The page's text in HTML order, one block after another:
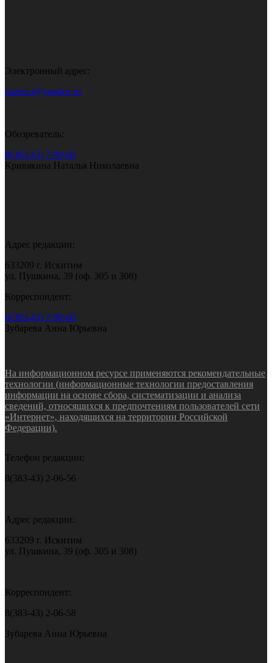
Электронный адрес:
gazeta.i@yandex.ru
Обозреватель:
8(383-43) 7-90-60
Кривякина Наталья Николаевна
Адрес редакции:
633209 г. Искитим
ул. Пушкина, 39 (оф. 305 и 308)
Корреспондент:
8(383-43) 7-90-60
Зубарева Анна Юрьевна
На информационном ресурсе применяются рекомендательные
технологии (информационные технологии предоставления
информации на основе сбора, систематизации и анализа
сведений, относящихся к предпочтениям пользователей сети
«Интернет», находящихся на территории Российской
Федерации).
Телефон редакции:
8(383-43) 2-06-56
Адрес редакции:
633209 г. Искитим
ул. Пушкина, 39 (оф. 305 и 308)
Корреспондент:
8(383-43) 2-06-58
Зубарева Анна Юрьевна